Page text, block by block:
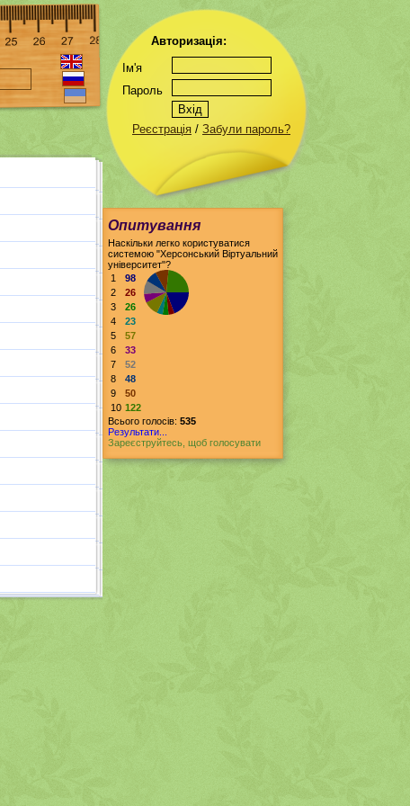
Авторизація:
Ім'я
Пароль
Реєстрація / Забули пароль?
Опитування
Наскільки легко користуватися
системою "Херсонський Віртуальний
університет"?
1
98
2
26
3
26
4
23
5
57
6
33
7
52
8
48
9
50
10 122
Всього голосів: 535
Результати...
Зареєструйтесь, щоб голосувати